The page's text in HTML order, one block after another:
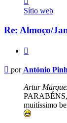
António
Pinheiro
Sítio web
Re: Almoço/
Mensagem
por António
Artur
muitíssimo